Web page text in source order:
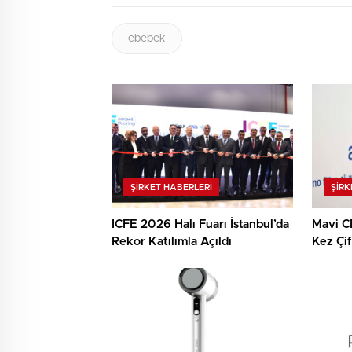
ebebek
ŞIRKET HABERLERI
ICFE 2026 Halı Fuarı İstanbul’da
Rekor Katılımla Açıldı
Mavi
Kez